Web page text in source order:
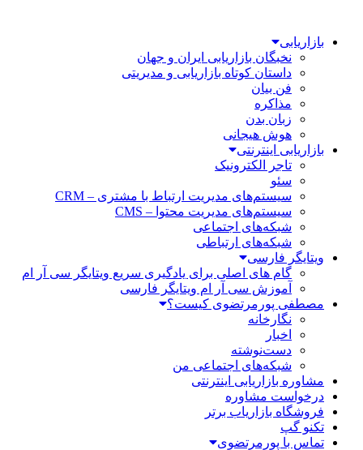
بازاریابی
نخبگان بازاریابی ایران و جهان
داستان کوتاه بازاریابی و مدیریتی
فن بیان
مذاکره
زبان بدن
هوش هیجانی
بازاریابی اینترنتی
تاجر الکترونیک
سئو
سیستم‌های مدیریت ارتباط با مشتری – CRM
سیستم‌های مدیریت محتوا – CMS
شبکه‌های اجتماعی
شبکه‌های ارتباطی
ویتایگر فارسی
گام های اصلی برای یادگیری سریع ویتایگر سی آر ام
آموزش سی آر ام ویتایگر فارسی
مصطفی پورمرتضوی کیست؟
نگارخانه
اخبار
دست‌نوشته
شبکه‌های اجتماعی من
مشاوره بازاریابی اینترنتی
درخواست مشاوره
فروشگاه بازاریاب برتر
تکنو گپ
تماس با پورمرتضوی